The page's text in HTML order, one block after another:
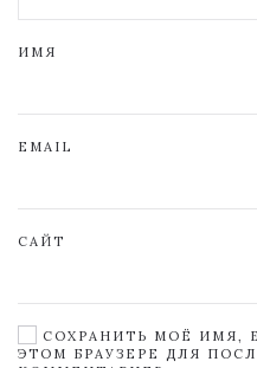
ИМЯ
EMAIL
САЙТ
СОХРАНИТЬ МОЁ ИМЯ,
ЭТОМ БРАУЗЕРЕ ДЛЯ